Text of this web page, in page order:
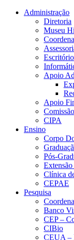
Conteúdo principal
Administração
Diretoria
Museu
Apoio
Apoio
CIPA
Ensino
Corpo
Pós-
Clínica
CEPAE
Pesquisa
Banco
CEP –
CIBio
CEUA –